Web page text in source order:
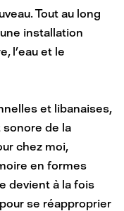
Tout au long
installation
l’eau et le
et libanaises,
de la
chez moi,
en formes
devient à la fois
se réapproprier